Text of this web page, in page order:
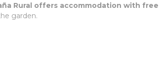
Rural offers accommodation with free
garden.